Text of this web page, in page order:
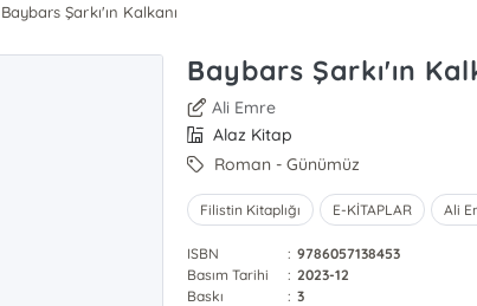
Baybars Şarkı'ın Kalkanı
Baybars Şarkı'ın
Ali Emre
Alaz Kitap
Roman - Günümüz
Filistin Kitaplığı E-KİTAPLAR Ali
ISBN : 9786057138453
Basım Tarihi
: 2023-12
Baskı
: 3